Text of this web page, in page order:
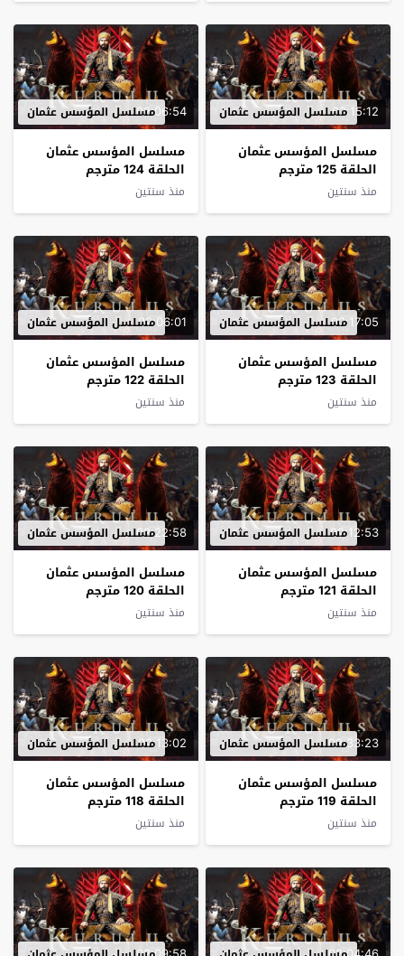
02:15:12مسلسل المؤسس عثمان
مسلسل المؤسس عثمان
الحلقة 125 مترجم
منذ سنتين
02:06:54مسلسل المؤسس عثمان
مسلسل المؤسس عثمان
الحلقة 124 مترجم
منذ سنتين
02:17:05مسلسل المؤسس عثمان
مسلسل المؤسس عثمان
الحلقة 123 مترجم
منذ سنتين
02:06:01مسلسل المؤسس عثمان
مسلسل المؤسس عثمان
الحلقة 122 مترجم
منذ سنتين
02:12:53مسلسل المؤسس عثمان
مسلسل المؤسس عثمان
الحلقة 121 مترجم
منذ سنتين
02:22:58مسلسل المؤسس عثمان
مسلسل المؤسس عثمان
الحلقة 120 مترجم
منذ سنتين
02:33:23مسلسل المؤسس عثمان
مسلسل المؤسس عثمان
الحلقة 119 مترجم
منذ سنتين
02:13:02مسلسل المؤسس عثمان
مسلسل المؤسس عثمان
الحلقة 118 مترجم
منذ سنتين